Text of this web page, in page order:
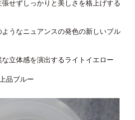
せずしっかりと美しさを格上げする
うなニュアンスの発色の新しいブル
立体感を演出するライトイエロー
品ブルー